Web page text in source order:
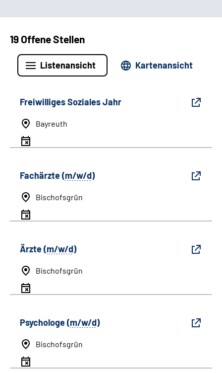
19 Offene Stellen
Listenansicht Kartenansicht
Freiwilliges Soziales Jahr
Bayreuth
Fachärzte (m/w/d)
Bischofsgrün
Ärzte (m/w/d)
Bischofsgrün
Psychologe (m/w/d)
Bischofsgrün